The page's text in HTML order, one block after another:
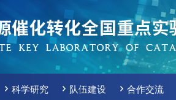
科学研究 队伍建设 合作交流